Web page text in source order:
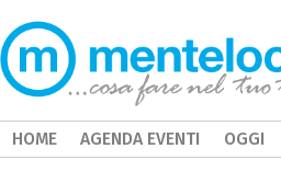
HOME AGENDA EVENTI OGGI